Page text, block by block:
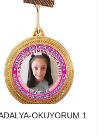
OKUYORUM 1